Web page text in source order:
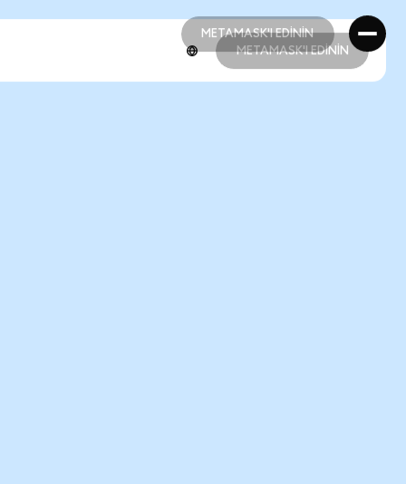
METAMASK'I EDİNİN
METAMASK'I EDİNİN
METAMASK'I EDİNİN